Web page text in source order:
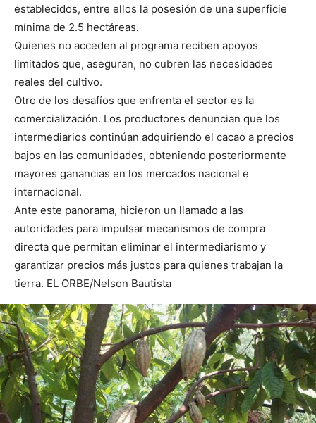
establecidos, entre ellos la posesión de una superficie
mínima de 2.5 hectáreas.
Quienes no acceden al programa reciben apoyos
limitados que, aseguran, no cubren las necesidades
reales del cultivo.
Otro de los desafíos que enfrenta el sector es la
comercialización. Los productores denuncian que los
intermediarios continúan adquiriendo el cacao a precios
bajos en las comunidades, obteniendo posteriormente
mayores ganancias en los mercados nacional e
internacional.
Ante este panorama, hicieron un llamado a las
autoridades para impulsar mecanismos de compra
directa que permitan eliminar el intermediarismo y
garantizar precios más justos para quienes trabajan la
tierra. EL ORBE/Nelson Bautista